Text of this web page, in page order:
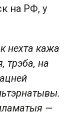
на РФ, у
нехта кажа
трэба, на
—